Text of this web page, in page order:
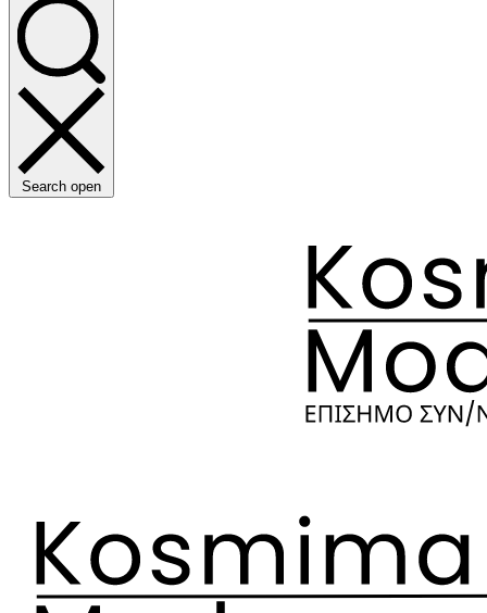
Search open